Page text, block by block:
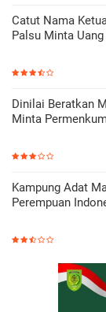
Catut Nama
Palsu Minta
Dinilai Beratkan
Minta
Kampung Adat
Perempuan